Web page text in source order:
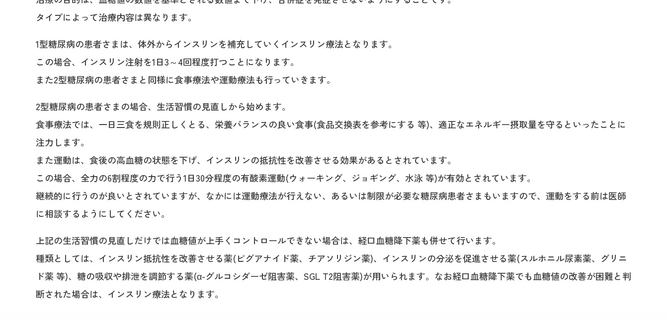
タイプによって治療内容は異なります。
1型糖尿病の患者さまは、体外からインスリンを補充していくインスリン療法となります。
この場合、インスリン注射を1日3～4回程度打つことになります。
また2型糖尿病の患者さまと同様に食事療法や運動療法も行っていきます。
2型糖尿病の患者さまの場合、生活習慣の見直しから始めます。
食事療法では、一日三食を規則正しくとる、栄養バランスの良い食事(食品交換表を参考にする 等)、適正なエネルギー摂取量を守るといったことに
注力します。
また運動は、食後の高血糖の状態を下げ、インスリンの抵抗性を改善させる効果があるとされています。
この場合、全力の6割程度の力で行う1日30分程度の有酸素運動(ウォーキング、ジョギング、水泳 等)が有効とされています。
継続的に行うのが良いとされていますが、なかには運動療法が行えない、あるいは制限が必要な糖尿病患者さまもいますので、運動をする前は医師
に相談するようにしてください。
上記の生活習慣の見直しだけでは血糖値が上手くコントロールできない場合は、経口血糖降下薬も併せて行います。
種類としては、インスリン抵抗性を改善させる薬(ビグアナイド薬、チアソリジン薬)、インスリンの分泌を促進させる薬(スルホニル尿素薬、グリニ
ド薬 等)、糖の吸収や排泄を調節する薬(α-グルコシダーゼ阻害薬、SGL T2阻害薬)が用いられます。なお経口血糖降下薬でも血糖値の改善が困難と判
断された場合は、インスリン療法となります。